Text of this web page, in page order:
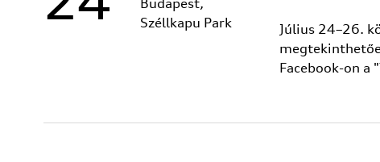
Budapest,
Széllkapu Park
Július 24–26.
Facebook-on a